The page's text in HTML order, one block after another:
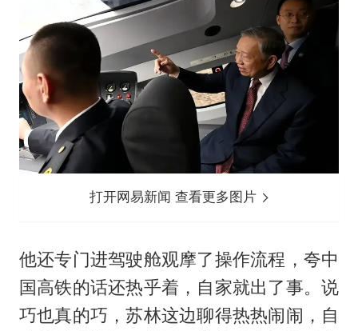
打开网易新闻 查看更多图片
他还专门进驾驶舱观摩了操作流程，夸中
国高铁的话还热乎着，自家就出了事。说
巧也真的巧，苏林这边聊得热热闹闹，自